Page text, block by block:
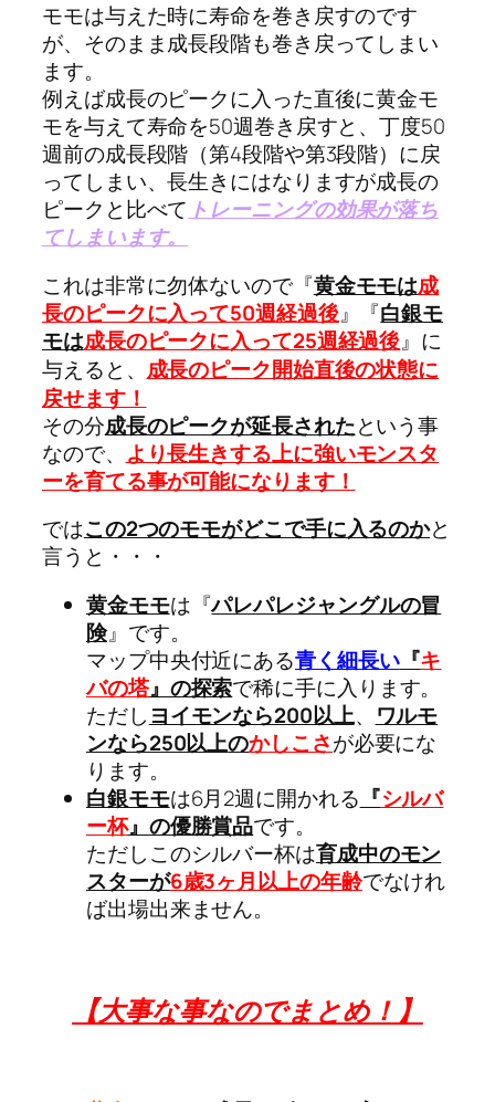
モモは与えた時に寿命を巻き戻すのです
が、そのまま成長段階も巻き戻ってしまい
ます。
例えば成長のピークに入った直後に黄金モ
モを与えて寿命を50週巻き戻すと、丁度50
週前の成長段階（第4段階や第3段階）に戻
ってしまい、長生きにはなりますが成長の
ピークと比べて トレーニングの効果が落ち
てしまいます。
これは非常に勿体ないので『黄金モモは成
長のピークに入って50週経過後』『白銀モ
モは成長のピークに入って25週経過後』に
与えると、 成長のピーク開始直後の状態に
戻せます！
その分成長のピークが延長されたという事
なので、 より長生きする上に強いモンスタ
ーを育てる事が可能になります！
ではこの2つのモモがどこで手に入るのかと
言うと・・・
黄金モモは『パレパレジャングルの冒
険』です。
マップ中央付近にある青く細長い『キ
バの塔』の探索で稀に手に入ります。
ただしヨイモンなら200以上、 ワルモ
ンなら250以上のかしこさが必要にな
ります。
白銀モモは6月2週に開かれる 『シルバ
ー杯』の優勝賞品です。
ただしこのシルバー杯は育成中のモン
スターが6歳3ヶ月以上の年齢でなけれ
ば出場出来ません。
【大事な事なのでまとめ！】